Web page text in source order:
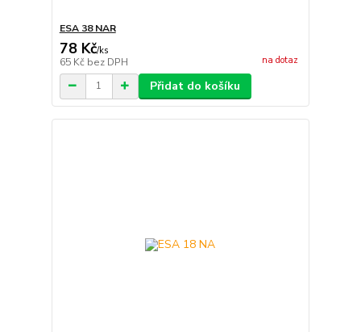
ESA 38 NAR
78 Kč/ks
65 Kč bez DPH na dotaz
Přidat do košíku